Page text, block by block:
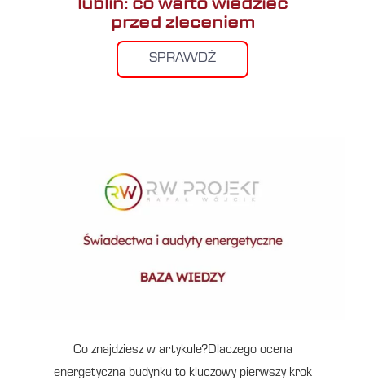
przed zleceniem
SPRAWDŹ
Co znajdziesz w artykule?Dlaczego ocena
energetyczna budynku to kluczowy pierwszy krok